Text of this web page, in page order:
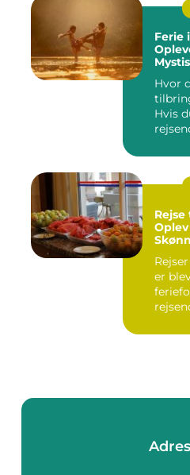
Ferie
Hvor
Hvis
er